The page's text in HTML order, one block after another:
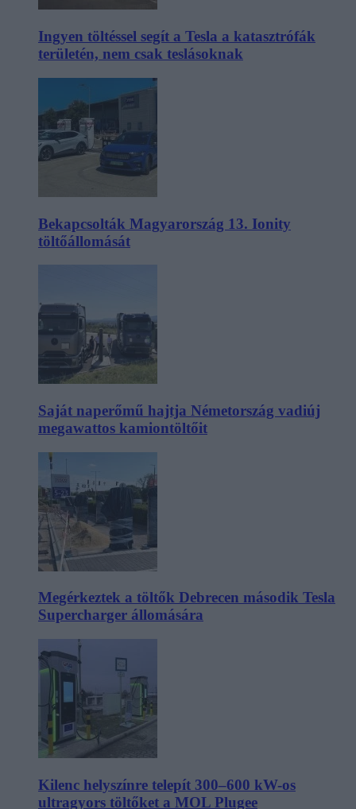
Ingyen töltéssel segít a Tesla a katasztrófák
területén, nem csak teslásoknak
Bekapcsolták Magyarország 13. Ionity
töltőállomását
Saját naperőmű hajtja Németország vadiúj
megawattos kamiontöltőit
Megérkeztek a töltők Debrecen második Tesla
Supercharger állomására
Kilenc helyszínre telepít 300–600 kW-os
ultragyors töltőket a MOL Plugee